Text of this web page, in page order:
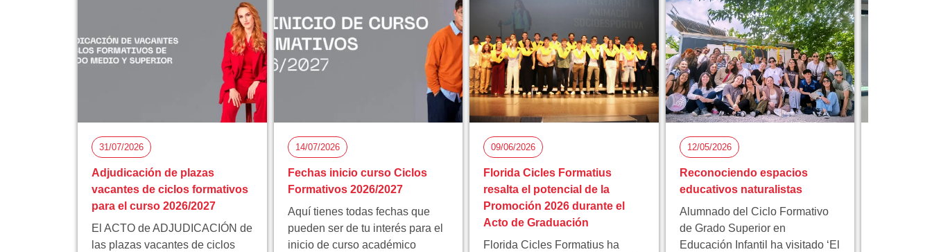
31/07/2026
Adjudicación de plazas
vacantes de ciclos formativos
para el curso 2026/2027
El ACTO de ADJUDICACIÓN de
las plazas vacantes de ciclos
14/07/2026
Fechas inicio curso Ciclos
Formativos 2026/2027
Aquí tienes todas fechas que
pueden ser de tu interés para el
inicio de curso académico
09/06/2026
Florida Cicles Formatius
resalta el potencial de la
Promoción 2026 durante el
Acto de Graduación
Florida Cicles Formatius ha
12/05/2026
Reconociendo espacios
educativos naturalistas
Alumnado del Ciclo Formativo
de Grado Superior en
Educación Infantil ha visitado ‘El